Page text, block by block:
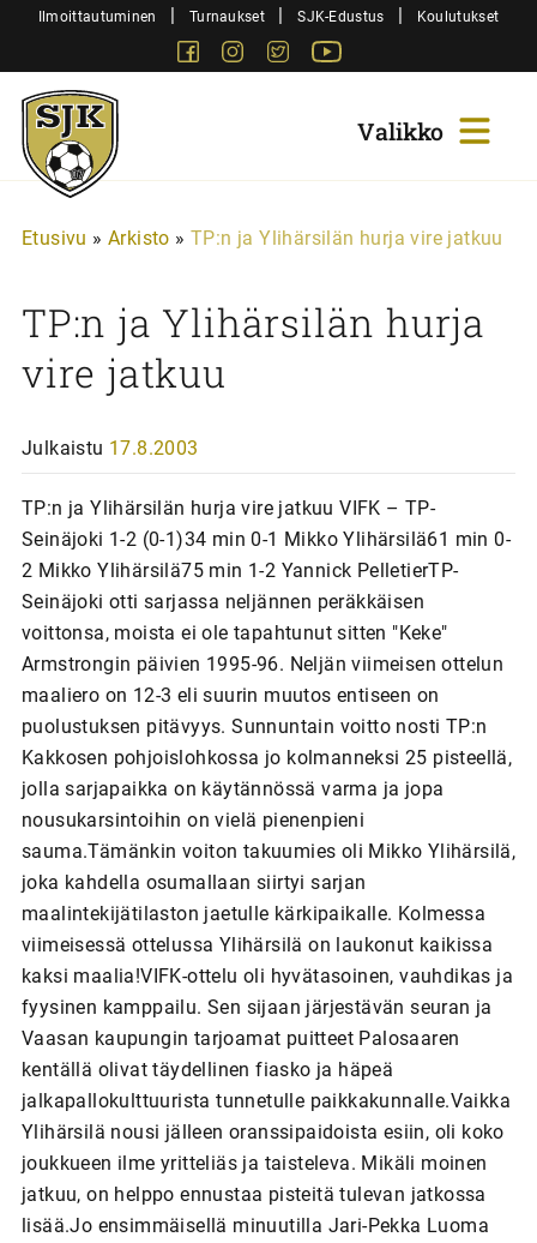
SiirryIlmoittautuminen | Turnaukset | SJK-Edustus | Koulutukset
FacebookInstagram
Twitter
Sjk-
Juniorit
Etusivu » Arkisto » TP:n ja Ylihärsilän hurja vire jatkuu
TP:n ja Ylihärsilän hurja
vire jatkuu
Julkaistu 17.8.2003
TP:n ja Ylihärsilän hurja vire jatkuu VIFK – TP-
Seinäjoki 1-2 (0-1)34 min 0-1 Mikko Ylihärsilä61 min 0-
2 Mikko Ylihärsilä75 min 1-2 Yannick PelletierTP-
Seinäjoki otti sarjassa neljännen peräkkäisen
voittonsa, moista ei ole tapahtunut sitten "Keke"
Armstrongin päivien 1995-96. Neljän viimeisen ottelun
maaliero on 12-3 eli suurin muutos entiseen on
puolustuksen pitävyys. Sunnuntain voitto nosti TP:n
Kakkosen pohjoislohkossa jo kolmanneksi 25 pisteellä,
jolla sarjapaikka on käytännössä varma ja jopa
nousukarsintoihin on vielä pienenpieni
sauma.Tämänkin voiton takuumies oli Mikko Ylihärsilä,
joka kahdella osumallaan siirtyi sarjan
maalintekijätilaston jaetulle kärkipaikalle. Kolmessa
viimeisessä ottelussa Ylihärsilä on laukonut kaikissa
kaksi maalia!VIFK-ottelu oli hyvätasoinen, vauhdikas ja
fyysinen kamppailu. Sen sijaan järjestävän seuran ja
Vaasan kaupungin tarjoamat puitteet Palosaaren
kentällä olivat täydellinen fiasko ja häpeä
jalkapallokulttuurista tunnetulle paikkakunnalle.Vaikka
Ylihärsilä nousi jälleen oranssipaidoista esiin, oli koko
joukkueen ilme yritteliäs ja taisteleva. Mikäli moinen
jatkuu, on helppo ennustaa pisteitä tulevan jatkossa
lisää.Jo ensimmäisellä minuutilla Jari-Pekka Luoma